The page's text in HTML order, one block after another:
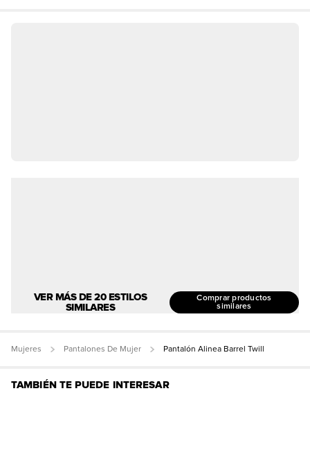
VER MÁS DE 20 ESTILOS
SIMILARES
Comprar productos
similares
Mujeres Pantalones De Mujer Pantalón Alinea Barrel Twill
TAMBIÉN TE PUEDE INTERESAR